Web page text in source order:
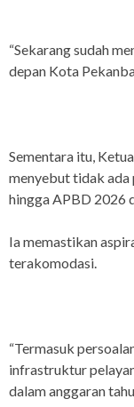
“Sekarang sudah
depan Kota
Sementara itu,
menyebut tidak ada
hingga APBD 2026
Ia memastikan
terakomodasi.
“Termasuk
infrastruktur
dalam anggaran